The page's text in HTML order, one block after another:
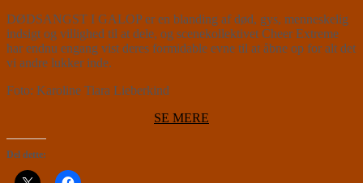
DØDSANGST I GALOP er en blanding af død, gys, menneskelig
indsigt og villighed til at dele, og scenekollektivet Cheer Extreme
har endnu engang vist deres formidable evne til at åbne op for alt det
vi andre lukker inde.
Foto: Karoline Tiara Lieberkind
SE MERE
Del dette: